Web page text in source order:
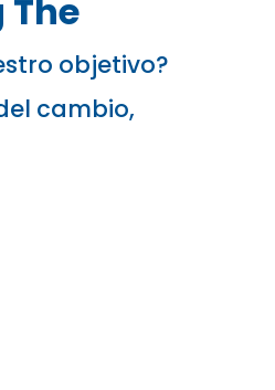
objetivo?
cambio,